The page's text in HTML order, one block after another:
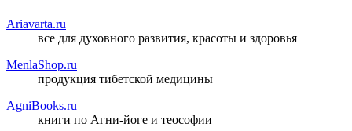
Ariavarta.ru
все для духовного развития, красоты и здоровья
MenlaShop.ru
продукция тибетской медицины
AgniBooks.ru
книги по Агни-йоге и теософии